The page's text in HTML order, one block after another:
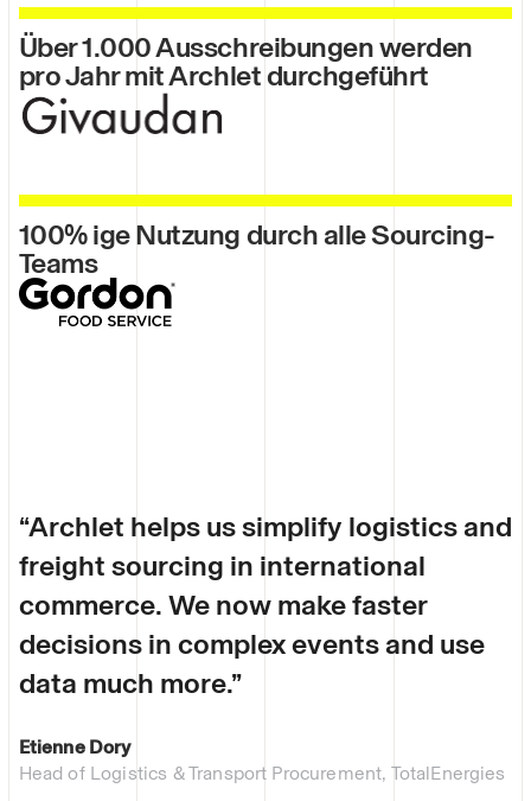
Über 1.000 Ausschreibungen werden
pro Jahr mit Archlet durchgeführt
100% ige Nutzung durch alle Sourcing-
Teams
“Archlet helps us simplify logistics and
freight sourcing in international
commerce. We now make faster
decisions in complex events and use
data much more.”
Etienne Dory
Head of Logistics & Transport Procurement, TotalEnergies